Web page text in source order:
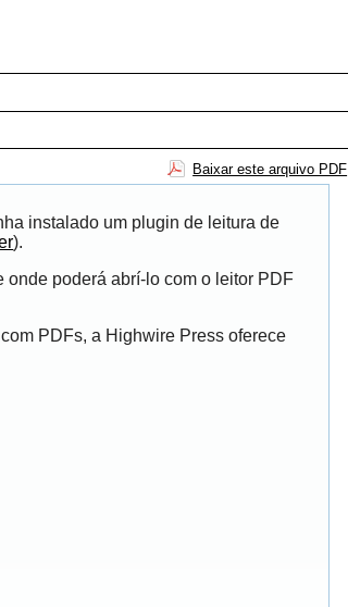
Baixar este arquivo PDF
instalado um plugin de leitura de
).
onde poderá abrí-lo com o leitor PDF
PDFs, a Highwire Press oferece